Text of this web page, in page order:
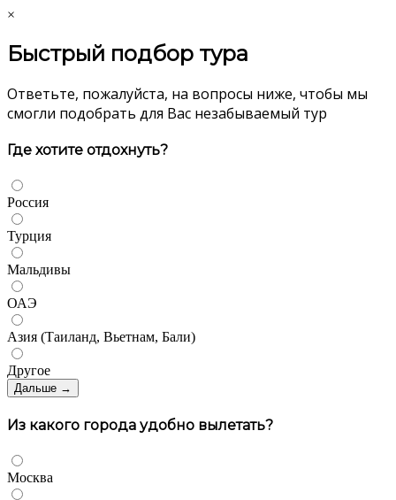
×
Быстрый подбор тура
Ответьте, пожалуйста, на вопросы ниже, чтобы мы
смогли подобрать для Вас незабываемый тур
Где хотите отдохнуть?
Россия
Турция
Мальдивы
ОАЭ
Азия (Таиланд, Вьетнам, Бали)
Другое
Дальше →
Из какого города удобно вылетать?
Москва